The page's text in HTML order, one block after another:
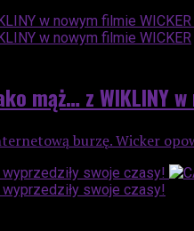
mąż… z WIKLINY w
burzę. Wicker